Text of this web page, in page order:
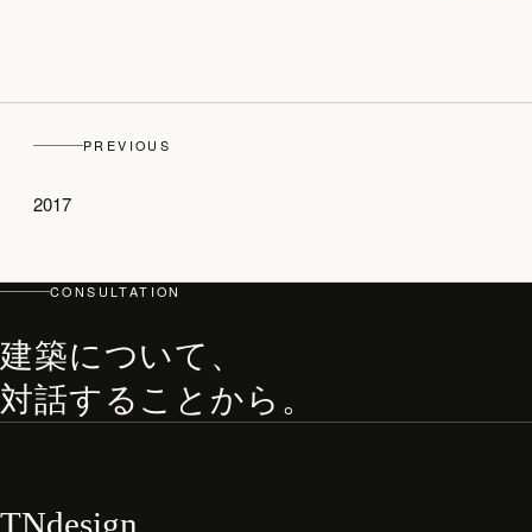
PREVIOUS
2017
CONSULTATION
建築について、
対話することから。
TNdesign